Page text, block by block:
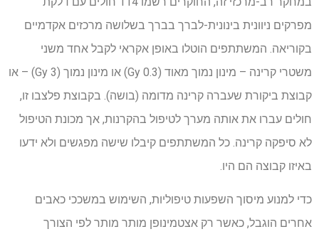
מפרקים ניוונית בינונית-לברך בברך בשלושה מרכזים אקדמיים
בקוריאה. המשתתפים הוטלו באופן אקראי לקבל אחד משני
משטרי קרינה – מינון נמוך מאוד (0.3 Gy) או מינון נמוך (3 Gy) – או
קבוצת ביקורת שעברה קרינה מדומה (בושה). בקבוצת פלצבו זו,
חולים עברו את אותה מערך לטיפול בהקרנות, אך מכונת הטיפול
לא סיפקה קרינה. כל המשתתפים קיבלו שישה מפגשים ולא ידעו
באיזו קבוצה הם היו.
כדי למנוע מיסוך השפעות טיפוליות, השימוש במשככי כאבים
אחרים הוגבל, כאשר רק אצטמינופן מותר מותר לפי הצורך